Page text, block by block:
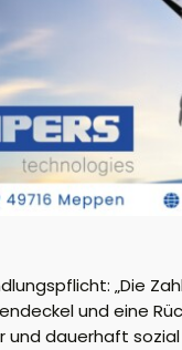
„Die
und eine
und dauerhaft